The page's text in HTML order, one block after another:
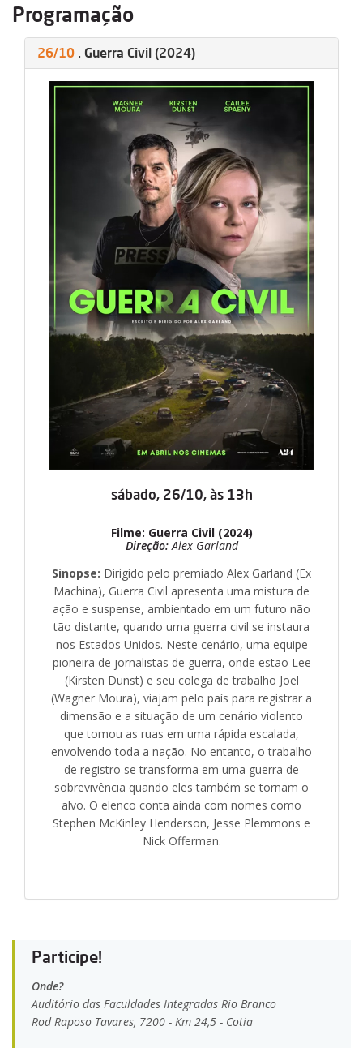
Programação
26/10 . Guerra Civil (2024)
sábado, 26/10, às 13h
Filme: Guerra Civil (2024)
Direção:Alex Garland
Sinopse: Dirigido pelo premiado Alex Garland (Ex
Machina), Guerra Civil apresenta uma mistura de
ação e suspense, ambientado em um futuro não
tão distante, quando uma guerra civil se instaura
nos Estados Unidos. Neste cenário, uma equipe
pioneira de jornalistas de guerra, onde estão Lee
(Kirsten Dunst) e seu colega de trabalho Joel
(Wagner Moura), viajam pelo país para registrar a
dimensão e a situação de um cenário violento
que tomou as ruas em uma rápida escalada,
envolvendo toda a nação. No entanto, o trabalho
de registro se transforma em uma guerra de
sobrevivência quando eles também se tornam o
alvo. O elenco conta ainda com nomes como
Stephen McKinley Henderson, Jesse Plemmons e
Nick Offerman.
Participe!
Onde?
Auditório das Faculdades Integradas Rio Branco
Rod Raposo Tavares, 7200 - Km 24,5 - Cotia